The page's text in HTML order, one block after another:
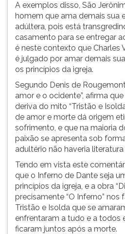
A exemplos disso, São
homem que ama demais sua
adúltera, pois está
casamento para se entregar
é neste contexto que Charles
é julgado por amar demais
os princípios da igreja.
Segundo Denis de
amor e o ocidente”, afirma
deriva do mito “Tristão e
de amor e morte dá origem
sofrimento, e que na maioria
paixão se apresenta sob
adultério não haveria
Tendo em vista este
que o Inferno de Dante seja
princípios da igreja, e a obra
precisamente “O Inferno” nos
Tristão e Isolda que se
enfrentaram a tudo e a todos
ficaram juntos após a morte.